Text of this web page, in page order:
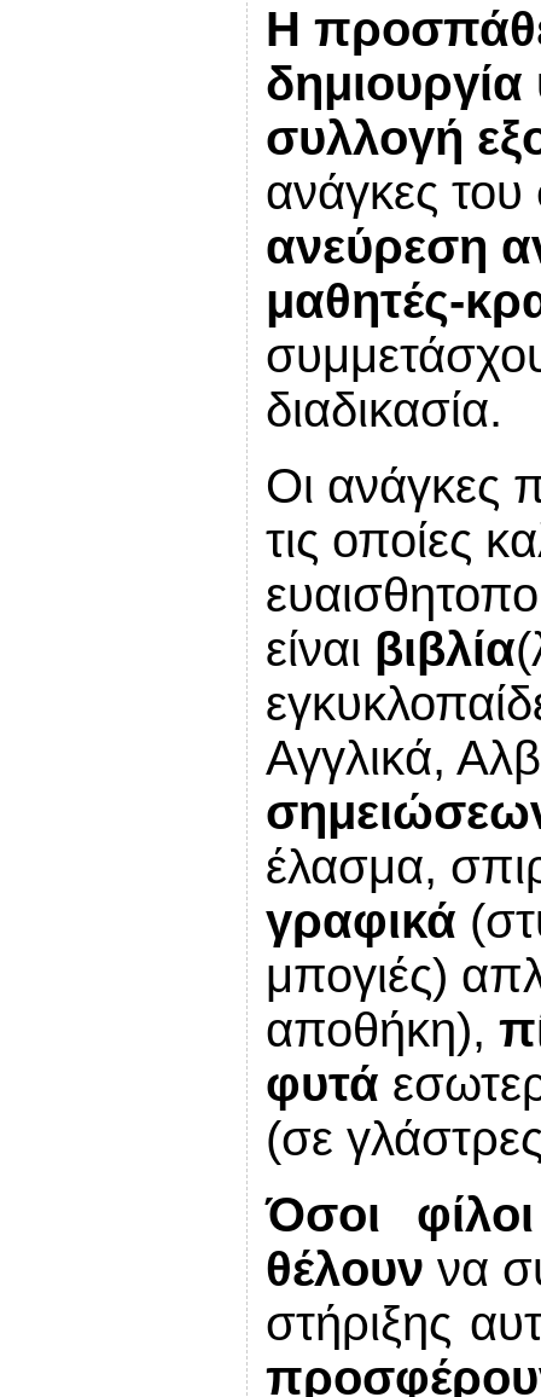
Η
συλλογή
ανάγκες του
ανεύρεση
μαθητές-
διαδικασία.
Οι ανάγκες
τις οποίες
είναι βιβλία
Αγγλικά,
έλασμα,
γραφικά
μπογιές)
αποθήκη),
φυτά
(σε
Όσοι
θέλουν να
στήριξης